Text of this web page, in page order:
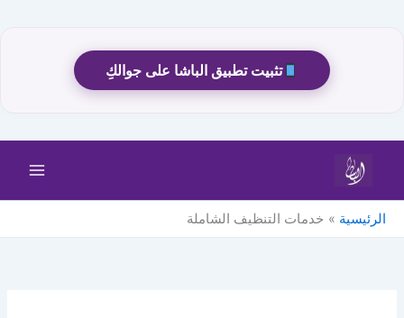
تثبيت تطبيق الباشا على جوالكِ
الرئيسية
خدمات التنظيف الشاملة